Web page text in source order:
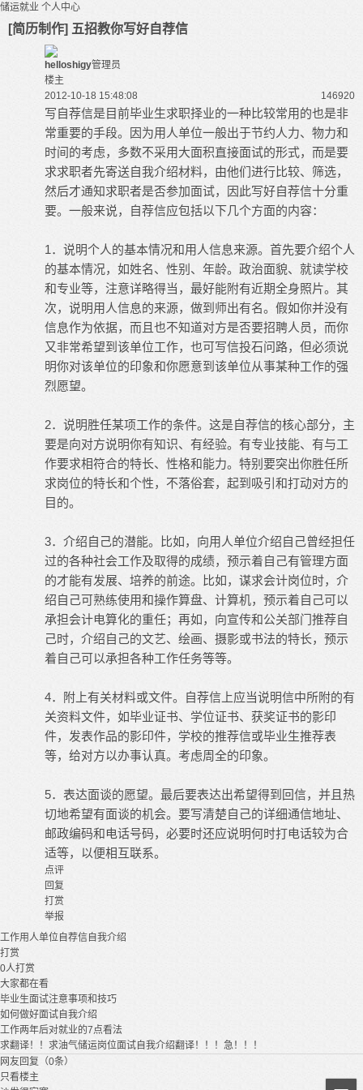
储运就业 个人中心
[简历制作] 五招教你写好自荐信
helloshigy管理员
楼主
2012-10-18 15:48:08
146920
写自荐信是目前毕业生求职择业的一种比较常用的也是非
常重要的手段。因为用人单位一般出于节约人力、物力和
时间的考虑，多数不采用大面积直接面试的形式，而是要
求求职者先寄送自我介绍材料，由他们进行比较、筛选，
然后才通知求职者是否参加面试，因此写好自荐信十分重
要。一般来说，自荐信应包括以下几个方面的内容：
1．说明个人的基本情况和用人信息来源。首先要介绍个人
的基本情况，如姓名、性别、年龄。政治面貌、就读学校
和专业等，注意详略得当，最好能附有近期全身照片。其
次，说明用人信息的来源，做到师出有名。假如你并没有
信息作为依据，而且也不知道对方是否要招聘人员，而你
又非常希望到该单位工作，也可写信投石问路，但必须说
明你对该单位的印象和你愿意到该单位从事某种工作的强
烈愿望。
2．说明胜任某项工作的条件。这是自荐信的核心部分，主
要是向对方说明你有知识、有经验。有专业技能、有与工
作要求相符合的特长、性格和能力。特别要突出你胜任所
求岗位的特长和个性，不落俗套，起到吸引和打动对方的
目的。
3．介绍自己的潜能。比如，向用人单位介绍自己曾经担任
过的各种社会工作及取得的成绩，预示着自己有管理方面
的才能有发展、培养的前途。比如，谋求会计岗位时，介
绍自己可熟练使用和操作算盘、计算机，预示着自己可以
承担会计电算化的重任；再如，向宣传和公关部门推荐自
己时，介绍自己的文艺、绘画、摄影或书法的特长，预示
着自己可以承担各种工作任务等等。
4．附上有关材料或文件。自荐信上应当说明信中所附的有
关资料文件，如毕业证书、学位证书、获奖证书的影印
件，发表作品的影印件，学校的推荐信或毕业生推荐表
等，给对方以办事认真。考虑周全的印象。
5．表达面谈的愿望。最后要表达出希望得到回信，并且热
切地希望有面谈的机会。要写清楚自己的详细通信地址、
邮政编码和电话号码，必要时还应说明何时打电话较为合
适等，以便相互联系。
点评
回复
打赏
举报
工作用人单位 自荐信 自我介绍
打赏
0人打赏
大家都在看
毕业生面试注意事项和技巧
如何做好面试自我介绍
工作两年后对就业的7点看法
求翻译！！求油气储运岗位面试自我介绍翻译！！！急！！！
网友回复（0条）
只看楼主